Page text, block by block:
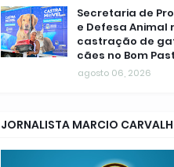
Secretaria de
e Defesa Animal
castração de
cães no Bom
agosto 06, 2026
JORNALISTA MARCIO